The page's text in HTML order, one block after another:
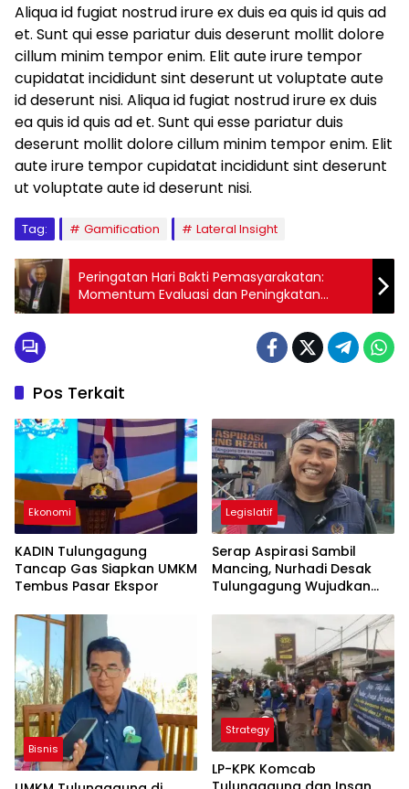
Aliqua id fugiat nostrud irure ex duis ea quis id quis ad
et. Sunt qui esse pariatur duis deserunt mollit dolore
cillum minim tempor enim. Elit aute irure tempor
cupidatat incididunt sint deserunt ut voluptate aute
id deserunt nisi. Aliqua id fugiat nostrud irure ex duis
ea quis id quis ad et. Sunt qui esse pariatur duis
deserunt mollit dolore cillum minim tempor enim. Elit
aute irure tempor cupidatat incididunt sint deserunt
ut voluptate aute id deserunt nisi.
Tag: Gamification Lateral Insight
Peringatan Hari Bakti Pemasyarakatan:
Momentum Evaluasi dan Peningkatan
Pembinaan Narapidana
Pos Terkait
Ekonomi
KADIN Tulungagung
Tancap Gas Siapkan UMKM
Tembus Pasar Ekspor
Legislatif
Serap Aspirasi Sambil
Mancing, Nurhadi Desak
Tulungagung Wujudkan
Bisnis
Strategy
LP-KPK Komcab